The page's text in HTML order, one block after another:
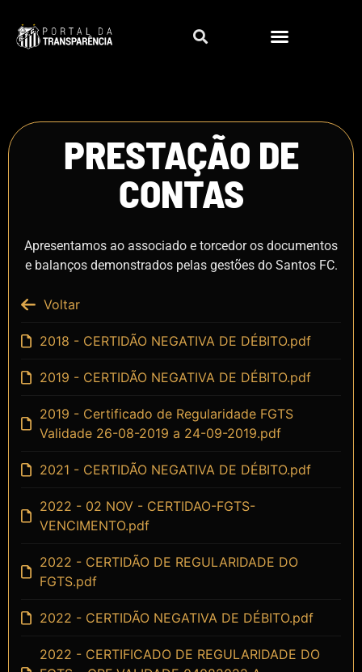
PRESTAÇÃO DE
CONTAS
Apresentamos ao associado e torcedor os documentos
e balanços demonstrados pelas gestões do Santos FC.
Voltar
2018 - CERTIDÃO NEGATIVA DE DÉBITO.pdf
2019 - CERTIDÃO NEGATIVA DE DÉBITO.pdf
2019 - Certificado de Regularidade FGTS
Validade 26-08-2019 a 24-09-2019.pdf
2021 - CERTIDÃO NEGATIVA DE DÉBITO.pdf
2022 - 02 NOV - CERTIDAO-FGTS-
VENCIMENTO.pdf
2022 - CERTIDÃO DE REGULARIDADE DO
FGTS.pdf
2022 - CERTIDÃO NEGATIVA DE DÉBITO.pdf
2022 - CERTIFICADO DE REGULARIDADE DO